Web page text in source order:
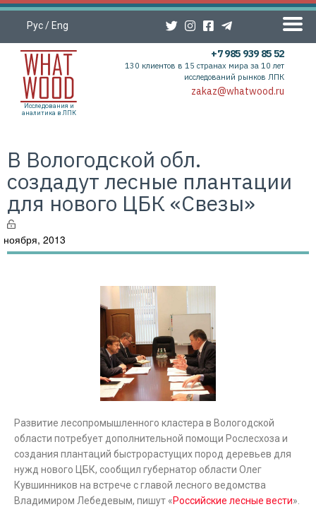
Рус/ Eng
Исследования и
аналитика в ЛПК
+7 985 939 85 52
130 клиентов в 15 странах мира за 10 лет
исследований рынков ЛПК
zakaz@whatwood.ru
В Вологодской обл.
создадут лесные плантации
для нового ЦБК «Свезы»
ноября, 2013
Развитие лесопромышленного кластера в Вологодской
области потребует дополнительной помощи Рослесхоза и
создания плантаций быстрорастущих пород деревьев для
нужд нового ЦБК, сообщил губернатор области Олег
Кувшинников на встрече с главой лесного ведомства
Владимиром Лебедевым, пишут «Российские лесные вести».